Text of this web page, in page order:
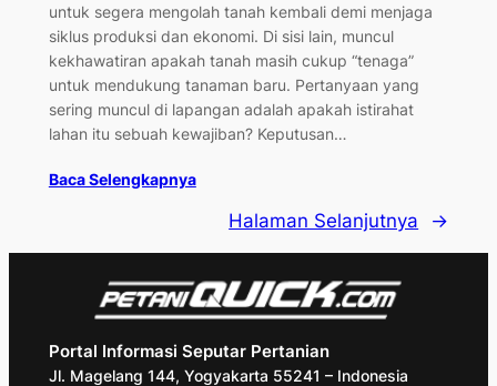
untuk segera mengolah tanah kembali demi menjaga
siklus produksi dan ekonomi. Di sisi lain, muncul
kekhawatiran apakah tanah masih cukup “tenaga”
untuk mendukung tanaman baru. Pertanyaan yang
sering muncul di lapangan adalah apakah istirahat
lahan itu sebuah kewajiban? Keputusan…
Baca Selengkapnya
Halaman Selanjutnya →
Portal Informasi Seputar Pertanian
Jl. Magelang 144, Yogyakarta 55241 – Indonesia